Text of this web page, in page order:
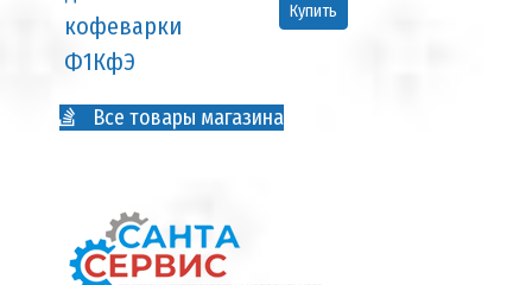
Купить
Все товары магазина